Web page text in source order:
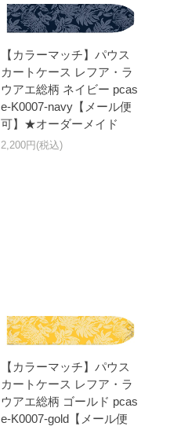
【カラーマッチ】パウス
カートケース レフア・ラ
ウアエ総柄 ネイビー pcas
e-K0007-navy【メール便
可】★オーダーメイド
2,200円(税込)
【カラーマッチ】パウス
カートケース レフア・ラ
ウアエ総柄 ゴールド pcas
e-K0007-gold【メール便